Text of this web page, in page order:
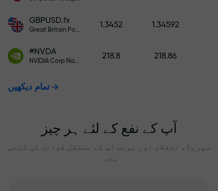
GBPUSD.fx
Great Britain Pound vs US Dollar
1.3452 1.34592
#NVDA
NVIDIA Corp Nasdaq Stock Exchange (Nasdaq) USD
218.8 218.86
تمام دیکھیں
آپ کے نفع کے لئے ہر چیز
سپریڈ، تحفظ، اور بونس آپ کے مستقل فوائد کی کنجی
ہیں۔